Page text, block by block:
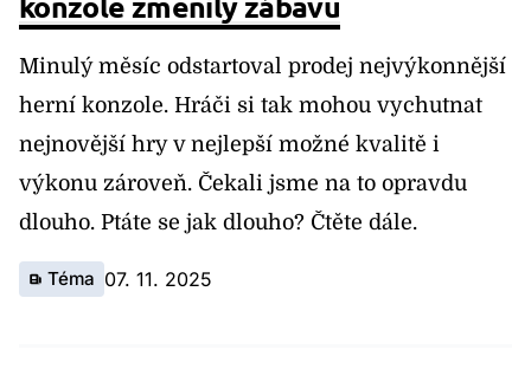
Minulý měsíc odstartoval prodej nejvýkonnější
herní konzole. Hráči si tak mohou vychutnat
nejnovější hry v nejlepší možné kvalitě i
výkonu zároveň. Čekali jsme na to opravdu
dlouho. Ptáte se jak dlouho? Čtěte dále.
Téma 07. 11. 2025